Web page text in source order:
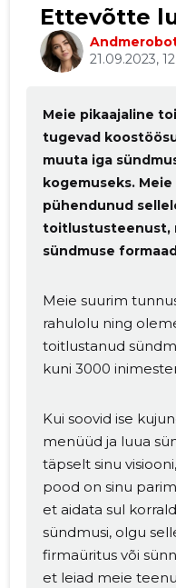
Ettevõtte
21.09.2023,
Meie pikaajaline
tugevad
muuta iga
kogemuseks.
pühendunud
toitlustusteenust,
sündmuse
Meie suurim
rahulolu ning
toitlustanud
kuni 3000
Kui soovid ise
menüüd ja luua
täpselt sinu
pood on sinu
et aidata sul
sündmusi, olgu
firmaüritus või
et leiad meie